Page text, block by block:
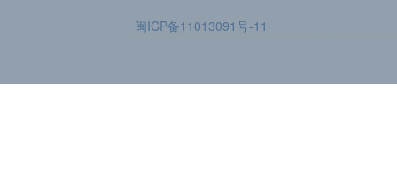
闽ICP备11013091号-11